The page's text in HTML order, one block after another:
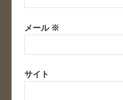
メール ※
サイト